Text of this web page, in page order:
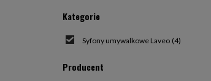
Kategorie
Syfony umywalkowe Laveo (4)
Producent